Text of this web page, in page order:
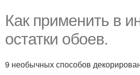
Как применить в
остатки обоев.
9 необычных способов